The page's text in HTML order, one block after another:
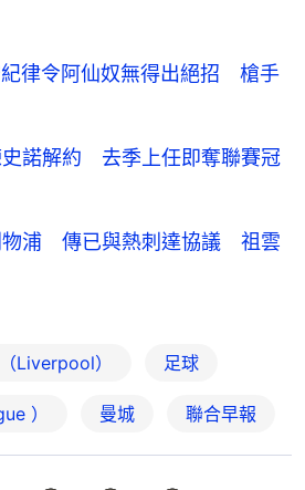
紀律令阿仙奴無得出絕招 槍手
諾解約 去季上任即奪聯賽冠
物浦 傳已與熱刺達協議 祖雲
Liverpool） 足球
） 曼城 聯合早報